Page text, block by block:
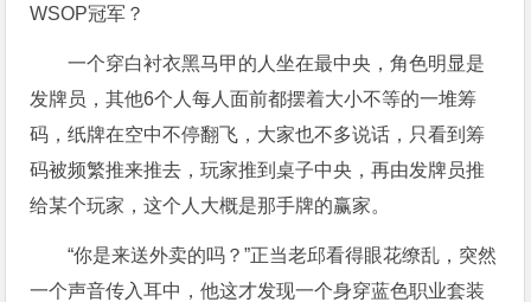
一个穿白衬衣黑马甲的人坐在最中央，角色明显是
发牌员，其他6个人每人面前都摆着大小不等的一堆筹
码，纸牌在空中不停翻飞，大家也不多说话，只看到筹
码被频繁推来推去，玩家推到桌子中央，再由发牌员推
给某个玩家，这个人大概是那手牌的赢家。
“你是来送外卖的吗？”正当老邱看得眼花缭乱，突然
一个声音传入耳中，他这才发现一个身穿蓝色职业套装